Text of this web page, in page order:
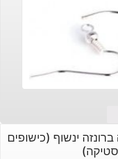
ינשוף (כישופים